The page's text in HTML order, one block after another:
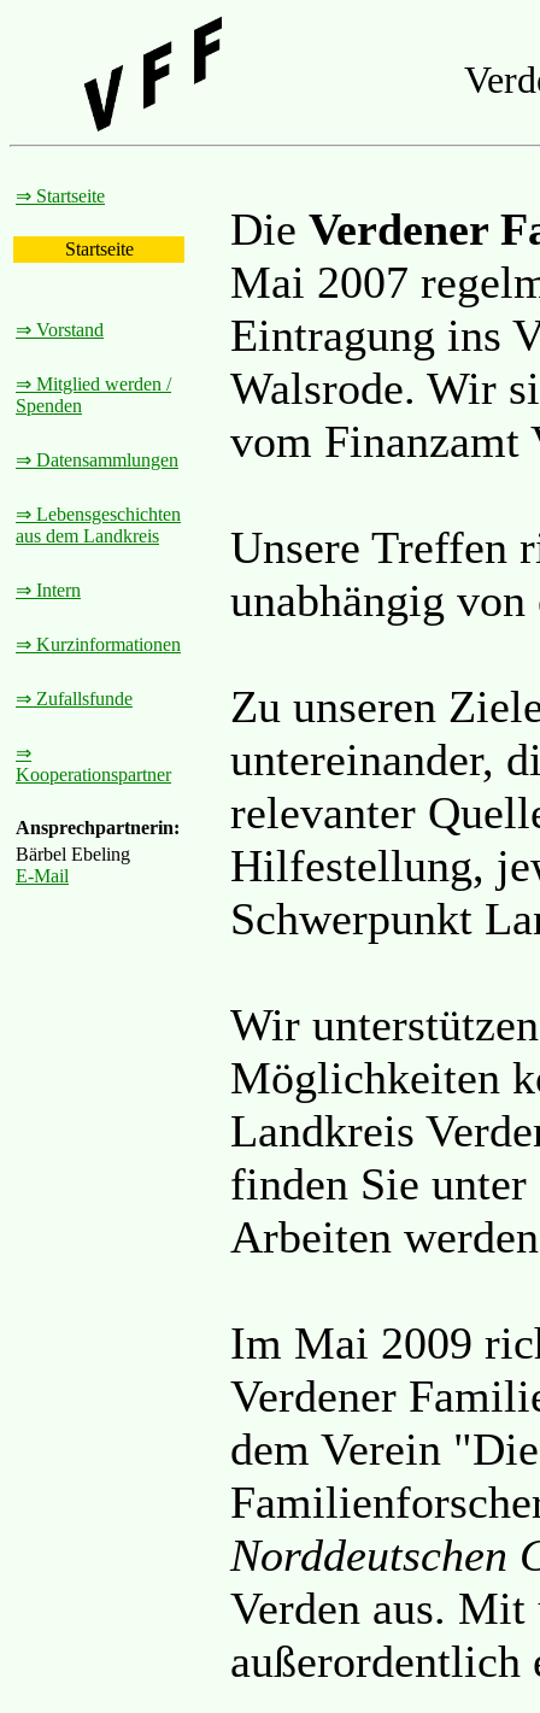
⇒ Startseite
Startseite
⇒ Vorstand
⇒ Mitglied werden /
Spenden
⇒ Datensammlungen
⇒ Lebensgeschichten
aus dem Landkreis
⇒ Intern
⇒ Kurzinformationen
⇒ Zufallsfunde
⇒
Kooperationspartner
Ansprechpartnerin:
Bärbel Ebeling
E-Mail
Die Verdener
Mai 2007
Eintragung ins
Walsrode. Wir
vom Finanzamt
Unsere Treffen
unabhängig
Zu unseren
untereinander,
relevanter
Hilfestellung,
Schwerpunkt
Wir
Möglichkeiten
Landkreis
finden Sie
Arbeiten
Im Mai 2009
Verdener
dem Verein
Norddeutschen
Verden aus. Mit
außerordentlich